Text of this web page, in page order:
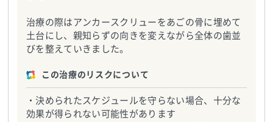
治療の際はアンカースクリューをあごの骨に埋めて
土台にし、親知らずの向きを変えながら全体の歯並
びを整えていきました。
この治療のリスクについて
・決められたスケジュールを守らない場合、十分な
効果が得られない可能性があります